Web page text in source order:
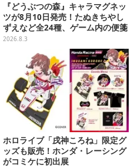
『どうぶつの森』キャラマグネッ
ツが8月10日発売！たぬきちやし
ずえなど全24種、ゲーム内の便箋
風メモカード全10種も
2026.8.3
ホロライブ「戌神ころね」限定グ
ッズも販売！ホンダ・レーシング
がコミケに初出展